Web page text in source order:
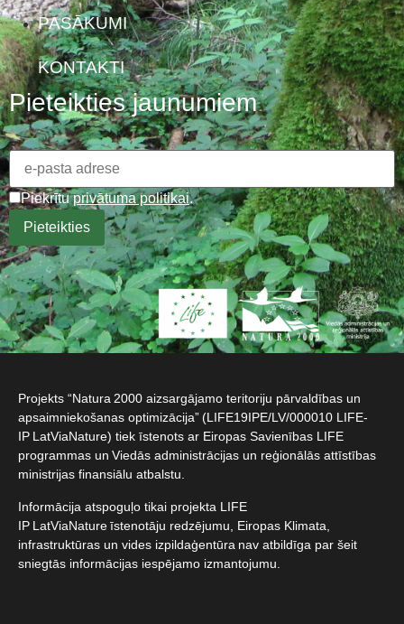
PASĀKUMI
KONTAKTI
Pieteikties jaunumiem
Piekrītuprivātuma politikai.
Projekts “Natura 2000 aizsargājamo teritoriju pārvaldības un
apsaimniekošanas optimizācija” (LIFE19IPE/LV/000010 LIFE-
IP LatViaNature) tiek īstenots ar Eiropas Savienības LIFE
programmas un Viedās administrācijas un reģionālās attīstības
ministrijas finansiālu atbalstu.​
Informācija atspoguļo tikai projekta LIFE
IP LatViaNature īstenotāju redzējumu, Eiropas Klimata,
infrastruktūras un vides izpildaģentūra nav atbildīga par šeit
sniegtās informācijas iespējamo izmantojumu.​